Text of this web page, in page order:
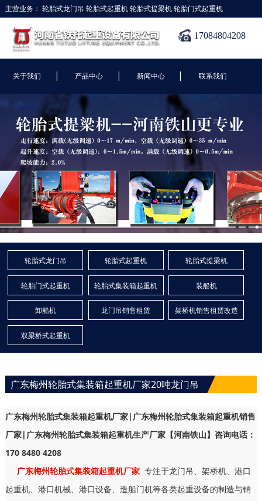
主营业务： 轮胎式龙门吊 轮胎式起重机轮胎式提梁机轮胎门式起重机
17084804208
关于我们 | 产品中心 | 新闻中心 | 联系我们
轮胎式龙门吊 轮胎式起重机 轮胎式提梁机
轮胎门式起重机 轮胎式集装箱起重机 装船机
卸船机 龙门吊销售租赁 架桥机销售租赁改造
双梁桥式起重机
广东梅州轮胎式集装箱起重机厂家20吨龙门吊
广东梅州轮胎式集装箱起重机厂家|广东梅州轮胎式集装箱起重机销售
厂家|广东梅州轮胎式集装箱起重机生产厂家【河南铁山】咨询电话：
170 8480 4208
广东梅州轮胎式集装箱起重机厂家 专注于龙门吊、架桥机、港口
起重机、港口机械、港口设备、造船门机等各类起重设备的制造与销